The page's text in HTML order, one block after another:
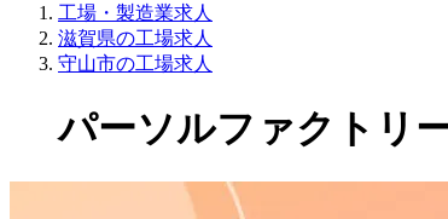
工場・製造業求人
滋賀県の工場求人
守山市の工場求人
パーソルファクトリ